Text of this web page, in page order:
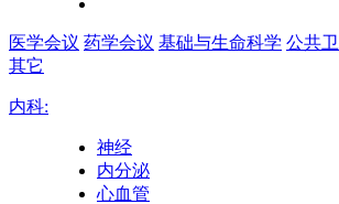
医学会议 药学会议 基础与生命科学 公共
其它
内科:
神经
内分泌
心血管